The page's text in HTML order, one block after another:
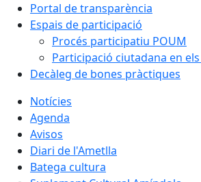
Portal de transparència
Espais de participació
Procés participatiu POUM
Participació ciutadana en
Decàleg de bones pràctiques
Notícies
Agenda
Avisos
Diari de l'Ametlla
Batega cultura